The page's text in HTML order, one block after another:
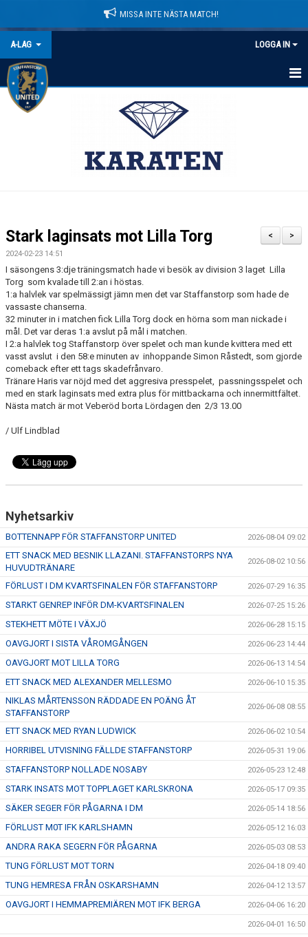
MISSA INTE NÄSTA MATCH!
A-LAG LOGGA IN
HEM
BILDGALLERI
DOKUMENT
KONTAKT
MEDLEMSTIPS
EM / VM TIPS
>
<
Stark laginsats mot Lilla Torg
2024-02-23 14:51
I säsongens 3:dje träningsmatch hade vi besök av division 3 laget Lilla
Torg som kvalade till 2:an i höstas.
1:a halvlek var spelmässigt jämn men det var Staffanstorp som hade de
vassaste chanserna.
32 minuter in i matchen fick Lilla Torg dock en hörna som man nickade i
mål. Det var deras 1:a avslut på mål i matchen.
I 2:a halvlek tog Staffanstorp över spelet och man kunde kvittera med ett
vasst avslut i den 58:e minuten av inhoppande Simon Råstedt, som gjorde
comeback efter ett tags skadefrånvaro.
Tränare Haris var nöjd med det aggresiva presspelet, passningsspelet och
med en stark laginsats med extra plus för mittbackarna och innermittfältet.
Nästa match är mot Veberöd borta Lördagen den 2/3 13.00
/ Ulf Lindblad
Nyhetsarkiv
BOTTENNAPP FÖR STAFFANSTORP UNITED 2026-08-04 09:02
ETT SNACK MED BESNIK LLAZANI. STAFFANSTORPS NYA
HUVUDTRÄNARE
2026-08-02 10:56
FÖRLUST I DM KVARTSFINALEN FÖR STAFFANSTORP 2026-07-29 16:35
STARKT GENREP INFÖR DM-KVARTSFINALEN 2026-07-25 15:26
STEKHETT MÖTE I VÄXJÖ 2026-06-28 15:15
OAVGJORT I SISTA VÅROMGÅNGEN 2026-06-23 14:44
OAVGJORT MOT LILLA TORG 2026-06-13 14:54
ETT SNACK MED ALEXANDER MELLESMO 2026-06-10 15:35
NIKLAS MÅRTENSSON RÄDDADE EN POÄNG ÅT
STAFFANSTORP
2026-06-08 08:55
ETT SNACK MED RYAN LUDWICK 2026-06-02 10:54
HORRIBEL UTVISNING FÄLLDE STAFFANSTORP 2026-05-31 19:06
STAFFANSTORP NOLLADE NOSABY 2026-05-23 12:48
STARK INSATS MOT TOPPLAGET KARLSKRONA 2026-05-17 09:35
SÄKER SEGER FÖR PÅGARNA I DM 2026-05-14 18:56
FÖRLUST M0T IFK KARLSHAMN 2026-05-12 16:03
ANDRA RAKA SEGERN FÖR PÅGARNA 2026-05-03 08:53
TUNG FÖRLUST MOT TORN 2026-04-18 09:40
TUNG HEMRESA FRÅN OSKARSHAMN 2026-04-12 13:57
OAVGJORT I HEMMAPREMIÄREN MOT IFK BERGA 2026-04-06 16:20
2026-04-01 16:50